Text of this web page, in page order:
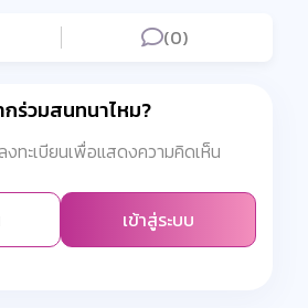
(0)
ร่วมสนทนาไหม?
งทะเบียนเพื่อแสดงความคิดเห็น
เข้าสู่ระบบ